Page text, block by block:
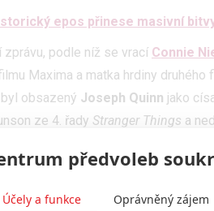
epos přinese masivní
podle níž se vrací Connie
Maxima a matka hrdiny druhého
obsazený Joseph Quinn jako
ze 4. řady Stranger Things a
týden
doslovně, nicméně historicky je
čas spoluvládce) císaře Gety.
předvoleb
Účely a funkce Oprávněný zájem